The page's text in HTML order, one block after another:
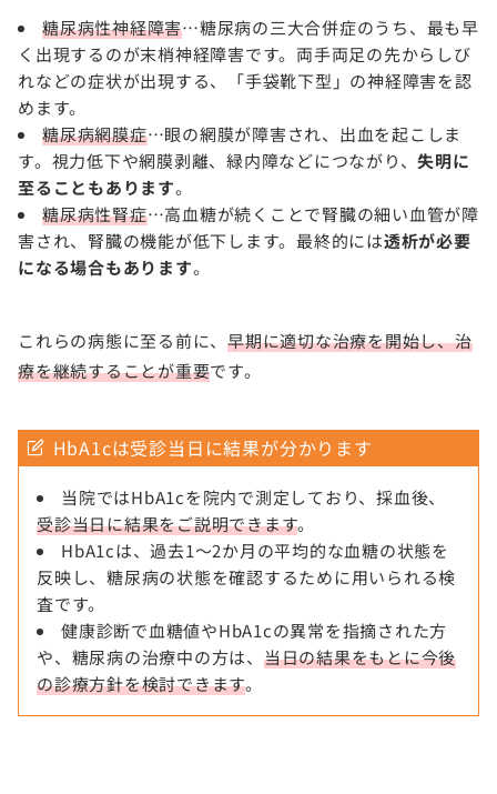
糖尿病性神経障害⋯糖尿病の三大合併症のうち、最も早
く出現するのが末梢神経障害です。両手両足の先からしび
れなどの症状が出現する、「手袋靴下型」の神経障害を認
めます。
糖尿病網膜症⋯眼の網膜が障害され、出血を起こしま
す。視力低下や網膜剥離、緑内障などにつながり、失明に
至ることもあります。
糖尿病性腎症⋯高血糖が続くことで腎臓の細い血管が障
害され、腎臓の機能が低下します。最終的には透析が必要
になる場合もあります。
これらの病態に至る前に、 早期に適切な治療を開始し、治
療を継続することが重要です。
HbA1cは受診当日に結果が分かります
当院ではHbA1cを院内で測定しており、採血後、
受診当日に結果をご説明できます。
HbA1cは、過去1～2か月の平均的な血糖の状態を
反映し、糖尿病の状態を確認するために用いられる検
査です。
健康診断で血糖値やHbA1cの異常を指摘された方
や、糖尿病の治療中の方は、 当日の結果をもとに今後
の診療方針を検討できます。